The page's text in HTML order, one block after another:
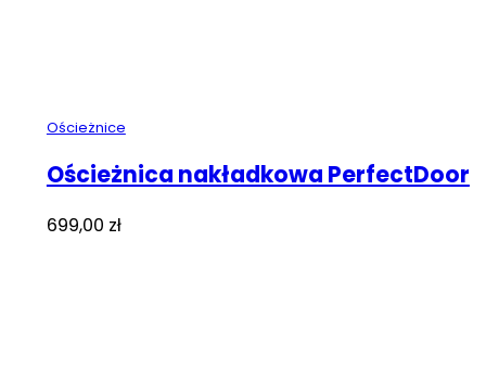
Ościeżnice
Ościeżnica nakładkowa PerfectDoor
699,00 zł